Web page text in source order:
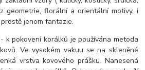
geometrie, florální a orientální motivy, i
jenom fantazie.
k pokovení korálků je používána metoda
Ve vysokém vakuu se na skleněné
vrstva kovového prášku. Nanesená